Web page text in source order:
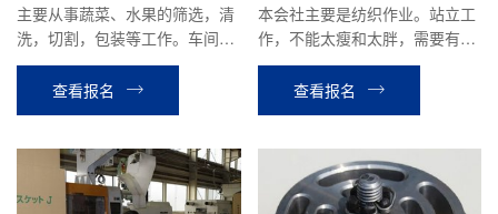
主要从事蔬菜、水果的筛选，清
洗，切割，包装等工作。车间内
有空调，环境好。站立式工作。
查看报名
本会社主要是纺织作业。站立工
作，不能太瘦和太胖，需要有耐
力，患有颈椎、腰疼等关节病，
慢性病的不可以。贫血，头晕，
癫痫，色盲不可以。
查看报名